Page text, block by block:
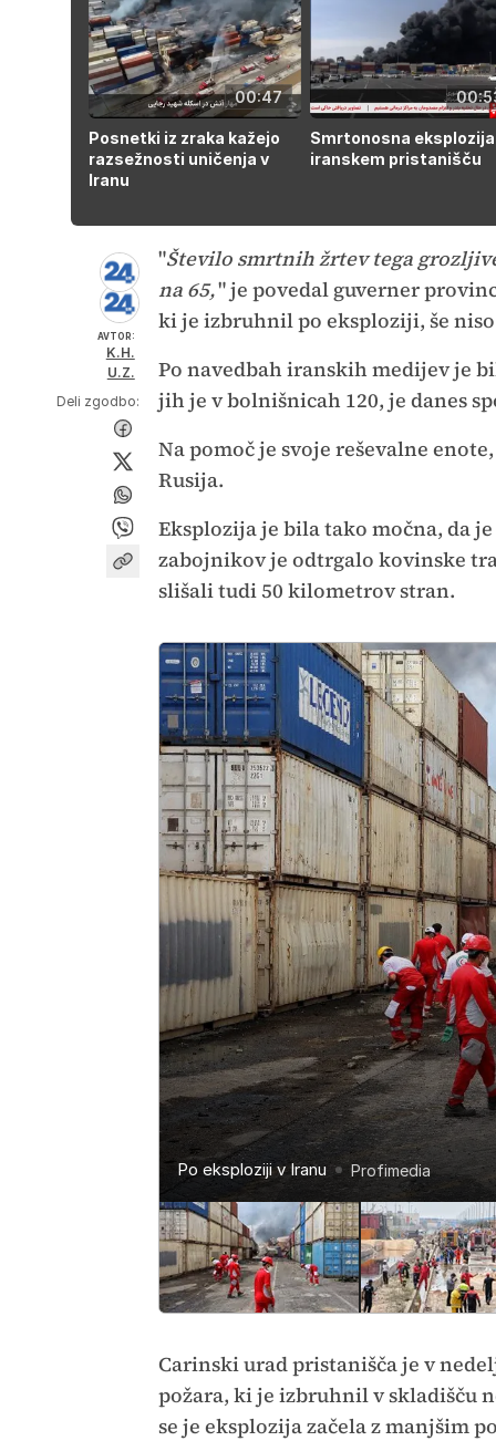
00:47
Posnetki iz zraka kažejo
razsežnosti uničenja v
Iranu
Smrtonosna
iranskem pristanišču
AVTOR:
K.H.
U.Z.
Deli zgodbo:
"Število smrtnih žrtev tega
na 65," je povedal guverner
ki je izbruhnil po eksploziji, še
Po navedbah iranskih medijev je
jih je v bolnišnicah 120, je danes
Na pomoč je svoje reševalne
Rusija.
Eksplozija je bila tako močna, da
zabojnikov je odtrgalo kovinske
slišali tudi 50 kilometrov stran.
Po eksploziji v Iranu Profimedia
Po eksploziji v Iranu Profimedia
Po eksploziji v Iranu Profimedia
Eksplozija v Iranu AP
Carinski urad pristanišča je v
požara, ki je izbruhnil v skladišču
se je eksplozija začela z manjšim